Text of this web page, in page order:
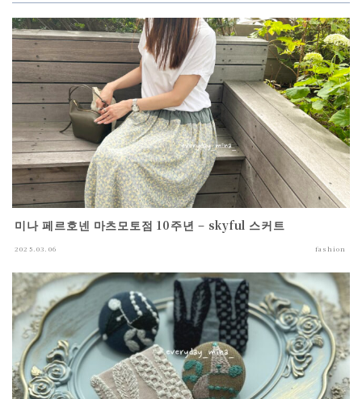
미나 페르호넨 마츠모토점 10주년 – skyful 스커트
2025.03.06 fashion